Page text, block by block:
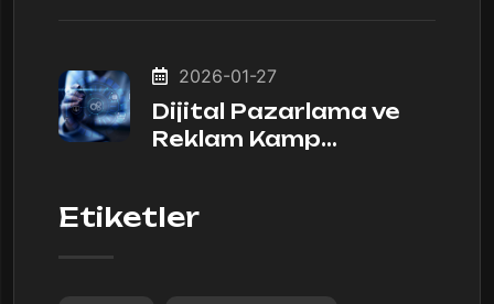
2026-01-27
Dijital Pazarlama ve
Reklam Kamp…
Etiketler